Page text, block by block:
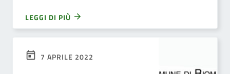
LEGGI DI PIÙ
7 APRILE 2022